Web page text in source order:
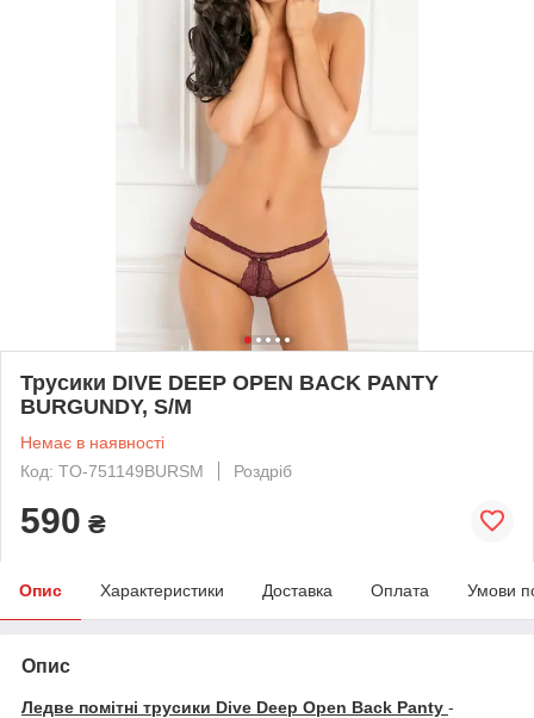
Трусики DIVE DEEP OPEN BACK PANTY
BURGUNDY, S/M
Немає в наявності
Код: TO-751149BURSM
Роздріб
590 ₴
Опис Характеристики Доставка Оплата Умови
Опис
Ледве помітні трусики Dive Deep Open Back Panty -